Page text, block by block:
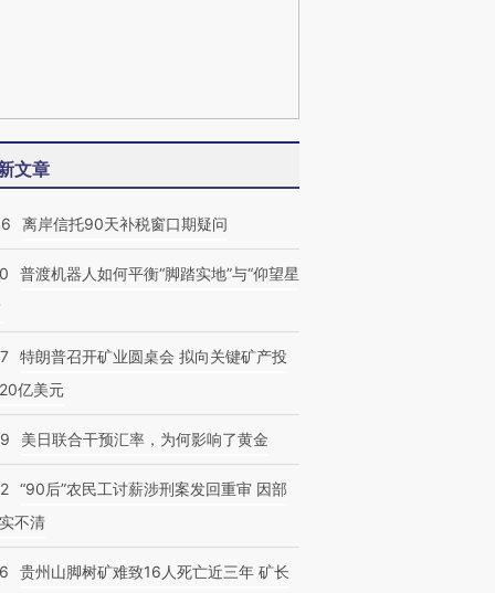
文章
离岸信托90天补税窗口期疑问
普渡机器人如何平衡“脚踏实地”与“仰望星
特朗普召开矿业圆桌会 拟向关键矿产投
亿美元
美日联合干预汇率，为何影响了黄金
“90后”农民工讨薪涉刑案发回重审 因部
不清
贵州山脚树矿难致16人死亡近三年 矿长